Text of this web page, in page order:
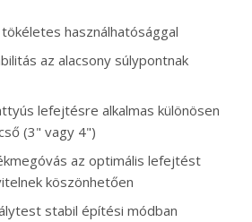
használhatósággal
az alacsony súlypontnak
lefejtésre alkalmas különösen
(3" vagy 4")
az optimális lefejtést
köszönhetően
stabil építési módban